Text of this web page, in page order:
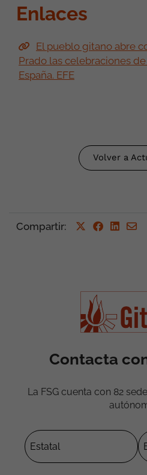
Enlaces
El pueblo gitano abre
Prado las celebraciones
España. EFE
Volver a
Compartir:
Contacta
La FSG cuenta con 82